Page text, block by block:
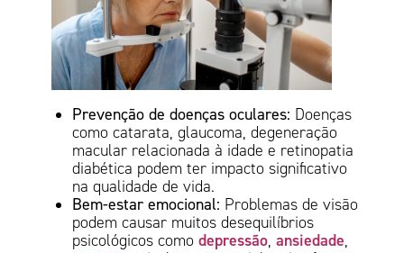
Prevenção de doenças oculares: Doenças
como catarata, glaucoma, degeneração
macular relacionada à idade e retinopatia
diabética podem ter impacto significativo
na qualidade de vida.
Bem-estar emocional: Problemas de visão
podem causar muitos desequilíbrios
psicológicos comodepressão,ansiedade,